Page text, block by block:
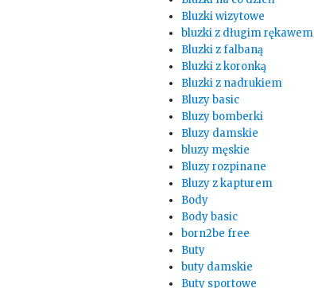
Bluzki wizytowe
bluzki z długim rękawem
Bluzki z falbaną
Bluzki z koronką
Bluzki z nadrukiem
Bluzy basic
Bluzy bomberki
Bluzy damskie
bluzy męskie
Bluzy rozpinane
Bluzy z kapturem
Body
Body basic
born2be free
Buty
buty damskie
Buty sportowe